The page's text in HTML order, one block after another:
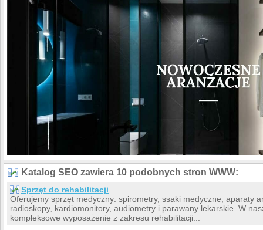
Katalog SEO zawiera 10 podobnych stron WWW:
Sprzęt do rehabilitacji
Oferujemy sprzęt medyczny: spirometry, ssaki medyczne, aparaty
radioskopy, kardiomonitory, audiometry i parawany lekarskie. W
kompleksowe wyposażenie z zakresu rehabilitacji...